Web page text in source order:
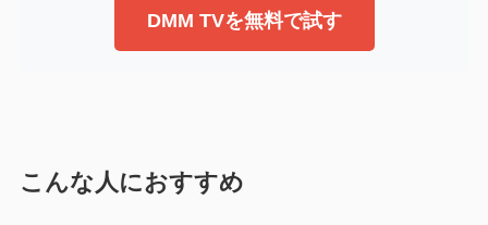
DMM TVを無料で試す
こんな人におすすめ